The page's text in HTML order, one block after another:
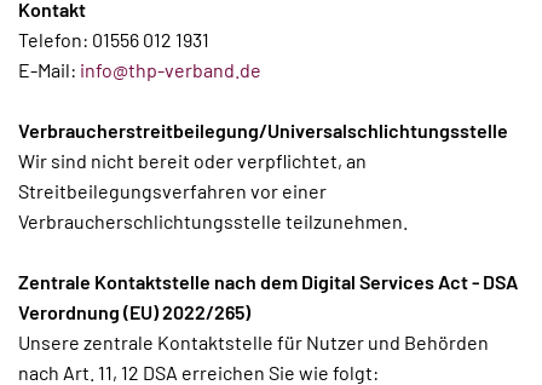
Kontakt
Telefon: 01556 012 1931
E-Mail: info@thp-verband.de
Verbraucherstreitbeilegung/Universalschlichtungsstelle
Wir sind nicht bereit oder verpflichtet, an
Streitbeilegungsverfahren vor einer
Verbraucherschlichtungsstelle teilzunehmen.
Zentrale Kontaktstelle nach dem Digital Services Act - DSA
Verordnung (EU) 2022/265)
Unsere zentrale Kontaktstelle für Nutzer und Behörden
nach Art. 11, 12 DSA erreichen Sie wie folgt: